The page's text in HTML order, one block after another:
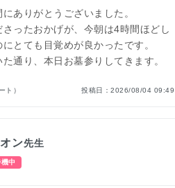
ありがとうございました。
ったおかげが、今朝は4時間ほどし
とても目覚めが良かったです。
通り、本日お墓参りしてきます。
ト） 投稿日： 2026/08/04 09:49
ン先生
中